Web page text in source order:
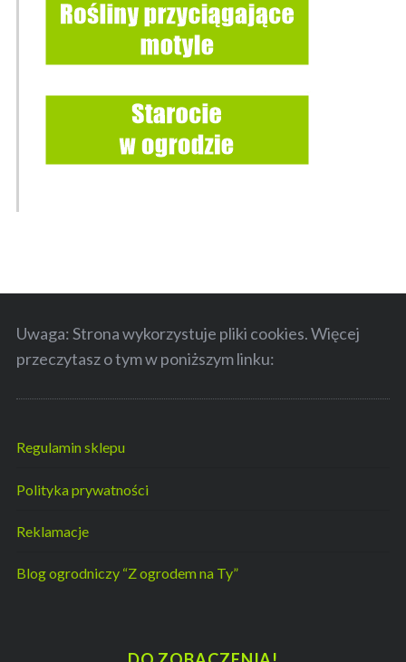
Uwaga: Strona wykorzystuje pliki cookies. Więcej
przeczytasz o tym w poniższym linku:
Regulamin sklepu
Polityka prywatności
Reklamacje
Blog ogrodniczy “Z ogrodem na Ty”